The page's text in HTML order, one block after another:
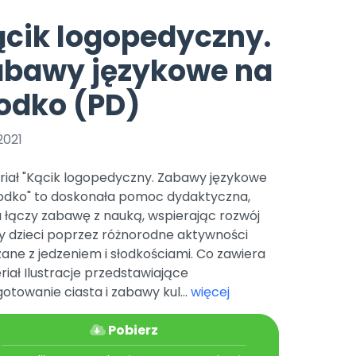
Archiwalne numery
Pomoc
Nowości
Zapowiedzi
Polecamy
czerwca 2024 r. uzyskała
r. Nr decyzji:
Online.
Bliżej Pieska
Pomoc zwierzętom
Książka (dla) Przedszkolaka
Promowanie czytelnictwa
TikTok
Zobacz nas na TikToku
YouTube
Filmy edukacyjne
logopedyczny.
językowe na
(PD)
"Kącik logopedyczny. Zabawy językowe
to doskonała pomoc dydaktyczna,
zabawę z nauką, wspierając rozwój
dzieci poprzez różnorodne aktywności
z jedzeniem i słodkościami. Co zawiera
Ilustracje przedstawiające
ciasta i zabawy kul... więcej
Pobierz